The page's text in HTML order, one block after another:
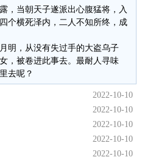
，当朝天子遂派出心腹猛将，入
个横死泽内，二人不知所终，成
明，从没有失过手的大盗乌子
，被卷进此事去。最耐人寻味
去呢？
2022-10-10
2022-10-10
2022-10-10
2022-10-10
2022-10-10